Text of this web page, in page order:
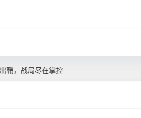
鞘，战局尽在掌控